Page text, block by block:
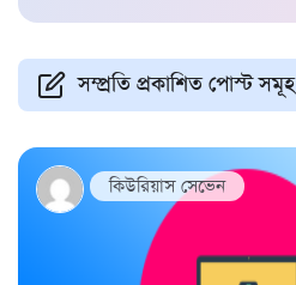
সম্প্রতি প্রকাশিত পোস্ট সমূহ
কিউরিয়াস সেভেন